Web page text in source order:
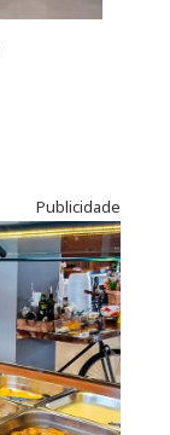
Publicidade